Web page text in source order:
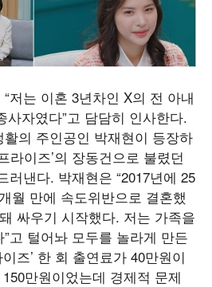
저는 이혼 3년차인 X의 전 아내
사자였다”고 담담히 인사한다.
의 주인공인 박재현이 등장하
라이즈’의 장동건으로 불렸던
러낸다. 박재현은 “2017년에 25
월 만에 속도위반으로 결혼했
싸우기 시작했다. 저는 가족을
고 털어놔 모두를 놀라게 만든
즈’ 한 회 출연료가 40만원이
만원이었는데 경제적 문제